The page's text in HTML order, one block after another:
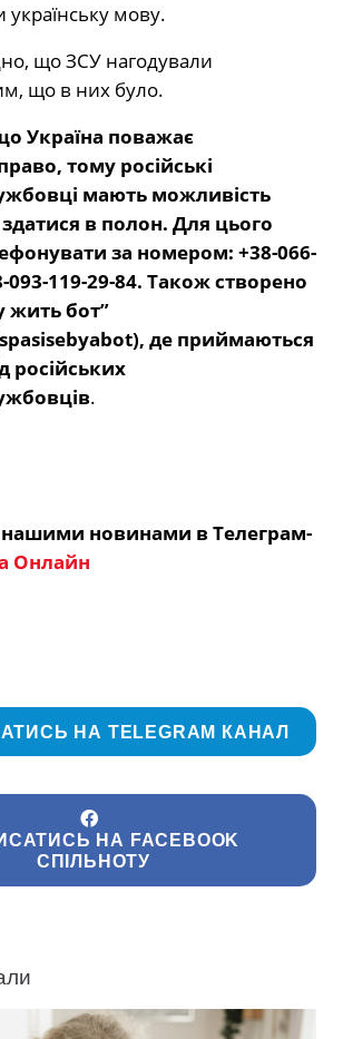
українську мову.
що ЗСУ нагодували
що в них було.
Україна поважає
тому російські
мають можливість
в полон. Для цього
за номером: +38-066-
093-119-29-84. Також створено
жить бот”
де приймаються
російських
.
нашими новинами в Телеграм-
Онлайн
НА TELEGRAM КАНАЛ
НА FACEBOOK
СПІЛЬНОТУ